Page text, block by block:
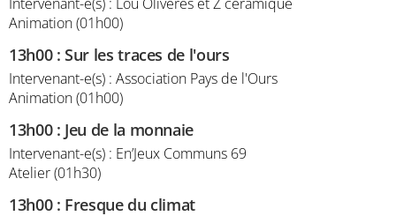
Animation (01h00)
13h00:Sur les traces de l'ours
Intervenant-e(s) : Association Pays de l'Ours
Animation (01h00)
13h00: Jeu de la monnaie
Intervenant-e(s) : En’Jeux Communs 69
Atelier (01h30)
13h00: Fresque du climat